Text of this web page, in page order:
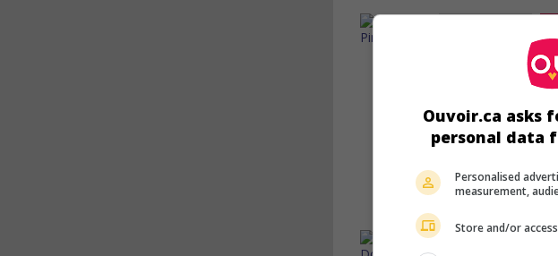
It. 2019. Comédie
Benigni ,Federico
pantin de bois
menuisier d'un
Durée: 124 min.
Ouvoir.ca asks
personal data
Personalised
measurement,
Store and/or